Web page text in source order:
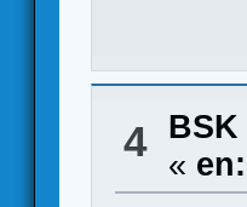
4 BSK
« en: